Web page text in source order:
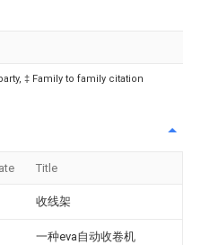
‡ Family to family citation
Title
收线架
一种eva自动收卷机